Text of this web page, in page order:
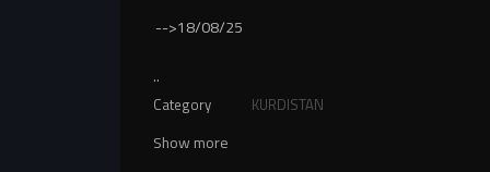
-->18/08/25
..
Category KURDISTAN
Show more